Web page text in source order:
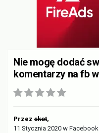
Nie mogę dodać
komentarzy na fb
Przez skot,
11 Stycznia 2020 w Facebook